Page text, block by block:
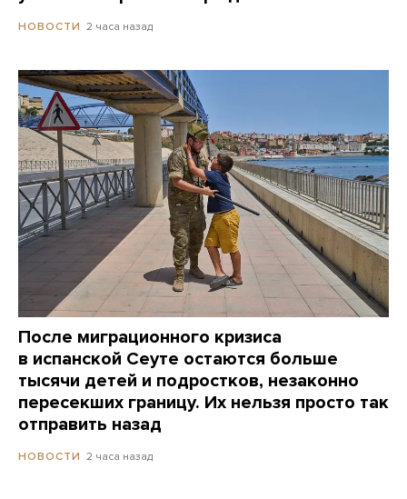
НОВОСТИ 2 часа назад
После миграционного кризиса
в испанской Сеуте остаются больше
тысячи детей и подростков, незаконно
пересекших границу. Их нельзя просто так
отправить назад
НОВОСТИ 2 часа назад